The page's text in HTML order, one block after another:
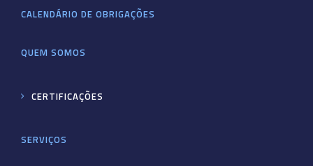
CALENDÁRIO DE OBRIGAÇÕES
QUEM SOMOS
CERTIFICAÇÕES
SERVIÇOS